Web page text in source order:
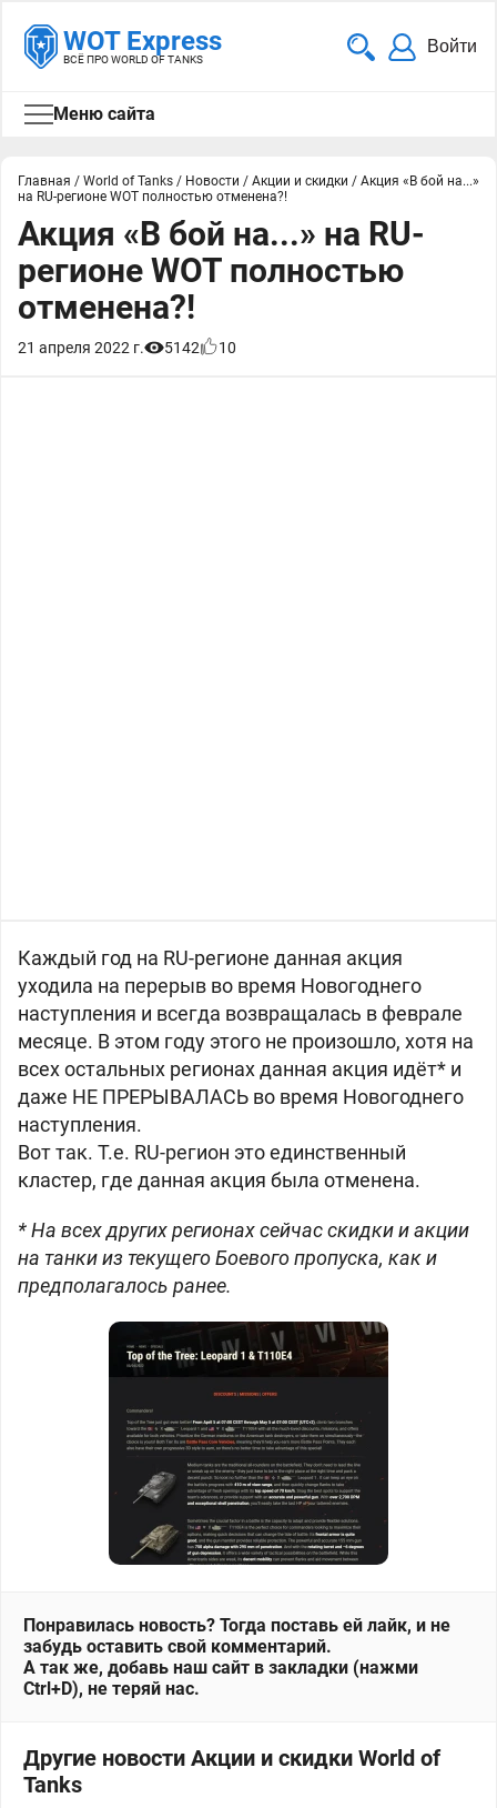
WOT Express
ВСЁ ПРО WORLD OF TANKS
Войти
Меню сайта
Главная / World of Tanks / Новости / Акции и скидки / Акция «В бой на...»
на RU-регионе WOT полностью отменена?!
Акция «В бой на...» на RU-
регионе WOT полностью
отменена?!
21 апреля 2022 г. 5142 10
Каждый год на RU-регионе данная акция
уходила на перерыв во время Новогоднего
наступления и всегда возвращалась в феврале
месяце. В этом году этого не произошло, хотя на
всех остальных регионах данная акция идёт* и
даже НЕ ПРЕРЫВАЛАСЬ во время Новогоднего
наступления.
Вот так. Т.е. RU-регион это единственный
кластер, где данная акция была отменена.
* На всех других регионах сейчас скидки и акции
на танки из текущего Боевого пропуска, как и
предполагалось ранее.
Понравилась новость? Тогда поставь ей лайк, и не
забудь оставить свой комментарий.
А так же, добавь наш сайт в закладки (нажми
Ctrl+D), не теряй нас.
Другие новости Акции и скидки World of
Tanks